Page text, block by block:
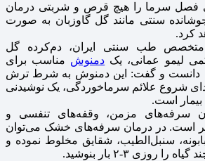
فصل سرما را هیچ قرص و شربتی درمان
سنتی مانند گل گاوزبان به صورت
کرد.
طب سنتی ایران، دم‌کرده گل
لیمو عمانی، یک دمنوش مناسب برای
دانست و گفت: این دمنوش به شرط ترش
شروع علائم سرماخوردگی، یک نوشیدنی
است.
سرفه‌های مزمن، وقفه‌های تنفسی و
است. در درمان سرفه‌های خشک می‌توان
سنبل‌الطیب، شقایق مخلوط نموده و
روزی ۳-۲ بار بنوشید.